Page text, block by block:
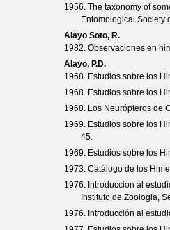
1956. The taxonomy of
Entomological Society
Alayo Soto, R.
1982. Observaciones en
Alayo, P.D.
1968. Estudios sobre los
1968. Estudios sobre los
1968. Los Neurópteros de
1969. Estudios sobre los
45.
1969. Estudios sobre los
1973. Catálogo de los
1976. Introducción al
Instituto de Zoologia,
1976. Introducción al